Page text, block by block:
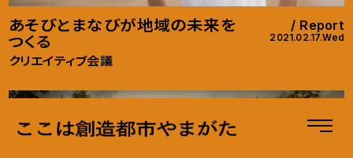
あそびとまなびが地域の未来を
つくる
クリエイティブ会議
Report
2021.02.17.Wed